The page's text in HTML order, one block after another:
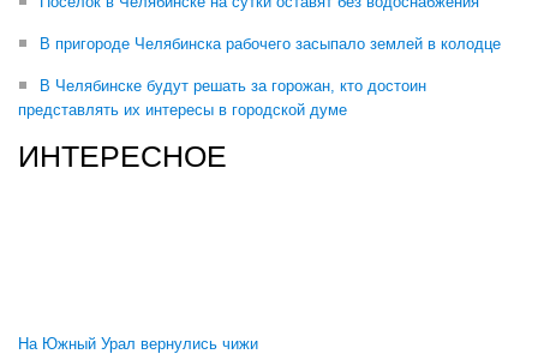
В пригороде Челябинска рабочего засыпало землей в колодце
В Челябинске будут решать за горожан, кто достоин
представлять их интересы в городской думе
ИНТЕРЕСНОЕ
На Южный Урал вернулись чижи